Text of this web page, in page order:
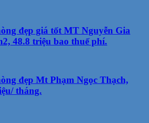
đẹp giá tốt MT Nguyễn Gia
48.8 triệu bao thuế phí.
đẹp Mt Phạm Ngọc Thạch,
tháng.